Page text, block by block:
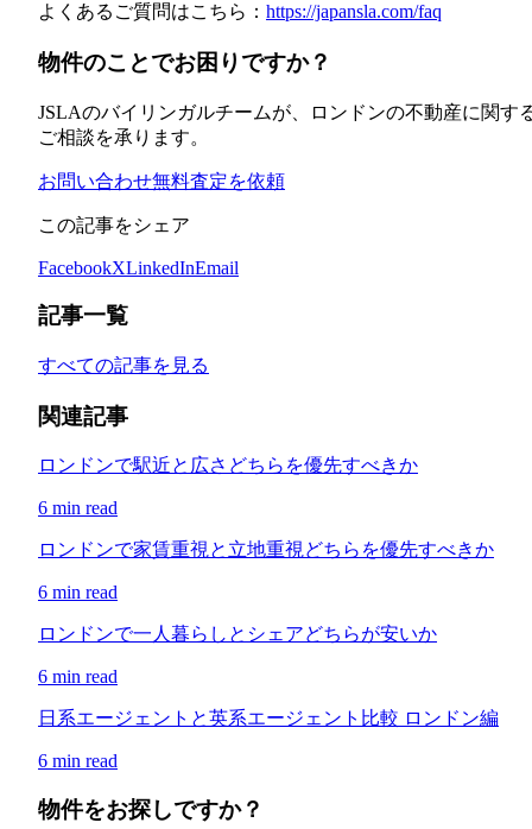
よくあるご質問はこちら： https://japansla.com/faq
物件のことでお困りですか？
JSLAのバイリンガルチームが、ロンドンの不動産に関す
ご相談を承ります。
お問い合わせ無料査定を依頼
この記事をシェア
FacebookXLinkedInEmail
記事一覧
すべての記事を見る
関連記事
ロンドンで駅近と広さどちらを優先すべきか
6 min read
ロンドンで家賃重視と立地重視どちらを優先すべきか
6 min read
ロンドンで一人暮らしとシェアどちらが安いか
6 min read
日系エージェントと英系エージェント比較 ロンドン編
6 min read
物件をお探しですか？